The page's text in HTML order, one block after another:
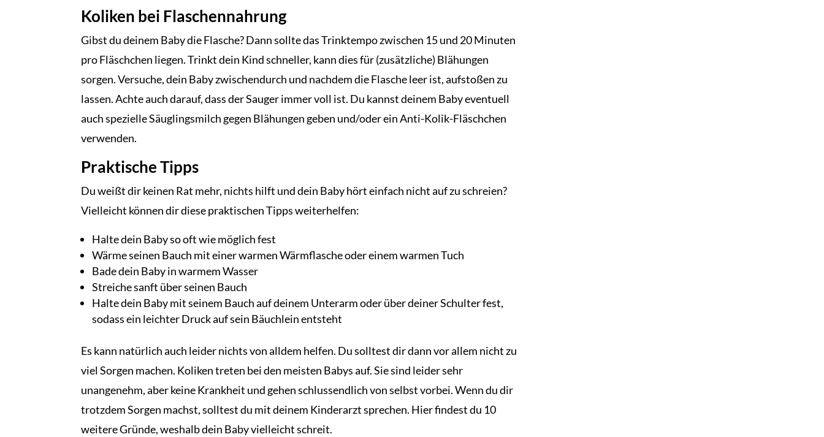
Koliken bei Flaschennahrung
Gibst du deinem Baby die Flasche? Dann sollte das Trinktempo zwischen 15 und 20 Minuten
pro Fläschchen liegen. Trinkt dein Kind schneller, kann dies für (zusätzliche) Blähungen
sorgen. Versuche, dein Baby zwischendurch und nachdem die Flasche leer ist, aufstoßen zu
lassen. Achte auch darauf, dass der Sauger immer voll ist. Du kannst deinem Baby eventuell
auch spezielle Säuglingsmilch gegen Blähungen geben und/oder ein Anti-Kolik-Fläschchen
verwenden.
Praktische Tipps
Du weißt dir keinen Rat mehr, nichts hilft und dein Baby hört einfach nicht auf zu schreien?
Vielleicht können dir diese praktischen Tipps weiterhelfen:
Halte dein Baby so oft wie möglich fest
Wärme seinen Bauch mit einer warmen Wärmflasche oder einem warmen Tuch
Bade dein Baby in warmem Wasser
Streiche sanft über seinen Bauch
Halte dein Baby mit seinem Bauch auf deinem Unterarm oder über deiner Schulter fest,
sodass ein leichter Druck auf sein Bäuchlein entsteht
Es kann natürlich auch leider nichts von alldem helfen. Du solltest dir dann vor allem nicht zu
viel Sorgen machen. Koliken treten bei den meisten Babys auf. Sie sind leider sehr
unangenehm, aber keine Krankheit und gehen schlussendlich von selbst vorbei. Wenn du dir
trotzdem Sorgen machst, solltest du mit deinem Kinderarzt sprechen. Hier findest du 10
weitere Gründe, weshalb dein Baby vielleicht schreit.